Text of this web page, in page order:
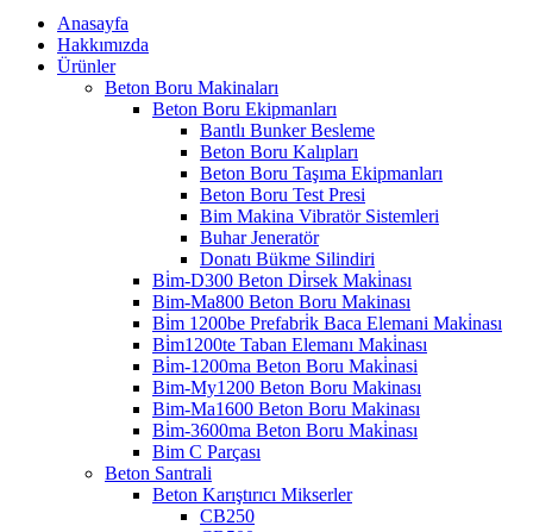
Anasayfa
Hakkımızda
Ürünler
Beton Boru Makinaları
Beton Boru Ekipmanları
Bantlı Bunker Besleme
Beton Boru Kalıpları
Beton Boru Taşıma Ekipmanları
Beton Boru Test Presi
Bim Makina Vibratör Sistemleri
Buhar Jeneratör
Donatı Bükme Silindiri
Bi̇m-D300 Beton Di̇rsek Maki̇nası
Bim-Ma800 Beton Boru Makinası
Bi̇m 1200be Prefabri̇k Baca Elemani Maki̇nası
Bi̇m1200te Taban Elemanı Maki̇nası
Bi̇m-1200ma Beton Boru Maki̇nasi
Bim-My1200 Beton Boru Makinası
Bim-Ma1600 Beton Boru Makinası
Bi̇m-3600ma Beton Boru Maki̇nası
Bim C Parçası
Beton Santrali
Beton Karıştırıcı Mikserler
CB250